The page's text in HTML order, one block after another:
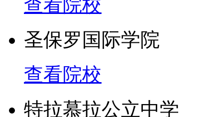
4. 广泛的体育设施和健
5. 紧临两个游泳池，
6. 电影和电视，多媒体
查看院校
圣保罗国际学院
查看院校
特拉慕拉公立中学